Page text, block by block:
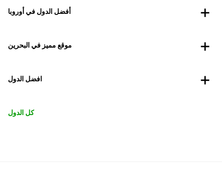
أفضل الدول في أوروبا
موقع مميز في البحرين
افضل الدول
كل الدول